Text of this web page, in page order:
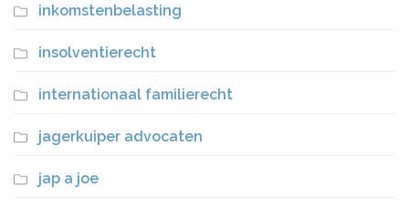
inkomstenbelasting
insolventierecht
internationaal familierecht
jagerkuiper advocaten
jap a joe